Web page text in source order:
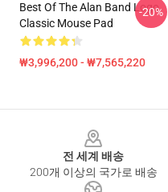
Best Of The Alan Band Logo
Classic Mouse Pad
₩3,996,200 - ₩7,565,220
-20%
전 세계 배송
200개 이상의 국가로 배송